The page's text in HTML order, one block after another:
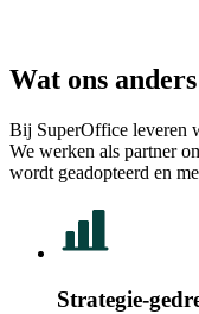
Wat ons
Bij SuperOffice leveren
We werken als partner
wordt geadopteerd en
Strategie-